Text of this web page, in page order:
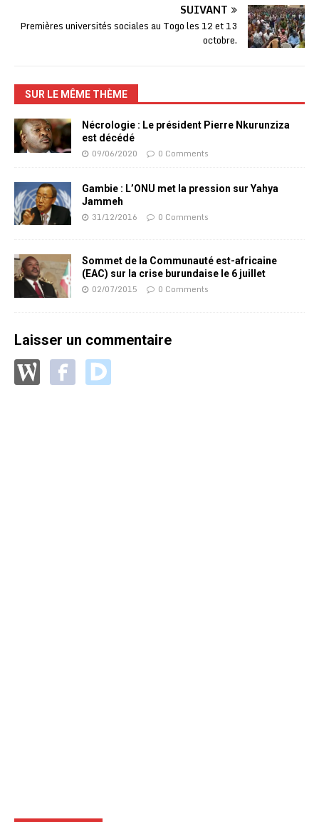
SUIVANT
Premières universités sociales au Togo les 12 et 13
octobre.
SUR LE MÊME THÈME
Nécrologie : Le président Pierre Nkurunziza
est décédé
09/06/2020 0 Comments
Gambie : L’ONU met la pression sur Yahya
Jammeh
31/12/2016 0 Comments
Sommet de la Communauté est-africaine
(EAC) sur la crise burundaise le 6 juillet
02/07/2015 0 Comments
Laisser un commentaire